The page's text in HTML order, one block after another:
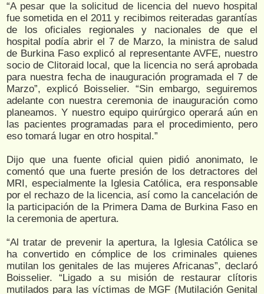
“A pesar que la solicitud de licencia del nuevo hospital
fue sometida en el 2011 y recibimos reiteradas garantías
de los oficiales regionales y nacionales de que el
hospital podía abrir el 7 de Marzo, la ministra de salud
de Burkina Faso explicó al representante AVFE, nuestro
socio de Clitoraid local, que la licencia no será aprobada
para nuestra fecha de inauguración programada el 7 de
Marzo”, explicó Boisselier. “Sin embargo, seguiremos
adelante con nuestra ceremonia de inauguración como
planeamos. Y nuestro equipo quirúrgico operará aún en
las pacientes programadas para el procedimiento, pero
eso tomará lugar en otro hospital.”
Dijo que una fuente oficial quien pidió anonimato, le
comentó que una fuerte presión de los detractores del
MRI, especialmente la Iglesia Católica, era responsable
por el rechazo de la licencia, así como la cancelación de
la participación de la Primera Dama de Burkina Faso en
la ceremonia de apertura.
“Al tratar de prevenir la apertura, la Iglesia Católica se
ha convertido en cómplice de los criminales quienes
mutilan los genitales de las mujeres Africanas”, declaró
Boisselier. “Ligado a su misión de restaurar clítoris
mutilados para las víctimas de MGF (Mutilación Genital